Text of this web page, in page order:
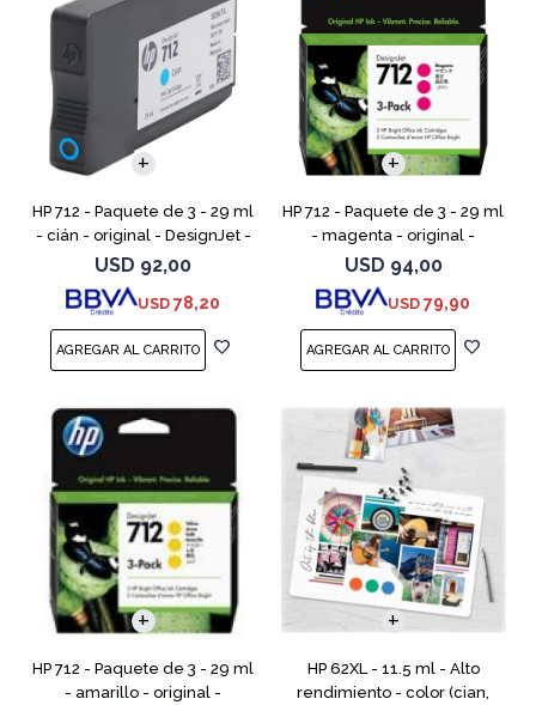
HP 712 - Paquete de 3 - 29 ml
- cián - original - DesignJet -
cartucho de tinta - para
DesignJet Studio, T210, T230,
T250, T630,
USD 92,00
USD 78,20
HP 712 - Paquete de 3 - 29 ml
- magenta - original -
DesignJet - cartucho de tinta
- para DesignJet Studio, T210,
T230, T250, T6
USD 94,00
USD 79,90
HP 712 - Paquete de 3 - 29 ml
- amarillo - original -
HP 62XL - 11.5 ml - Alto
rendimiento - color (cian,